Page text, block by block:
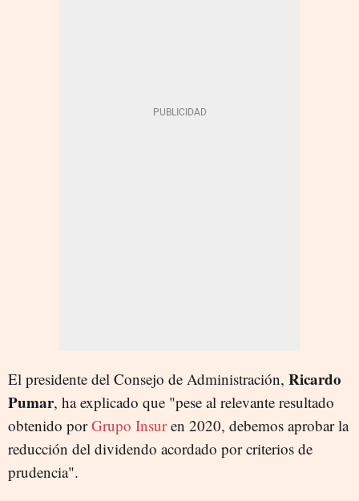
El presidente del Consejo de Administración, Ricardo
Pumar, ha explicado que "pese al relevante resultado
obtenido porGrupo Insuren 2020, debemos aprobar la
reducción del dividendo acordado por criterios de
prudencia".